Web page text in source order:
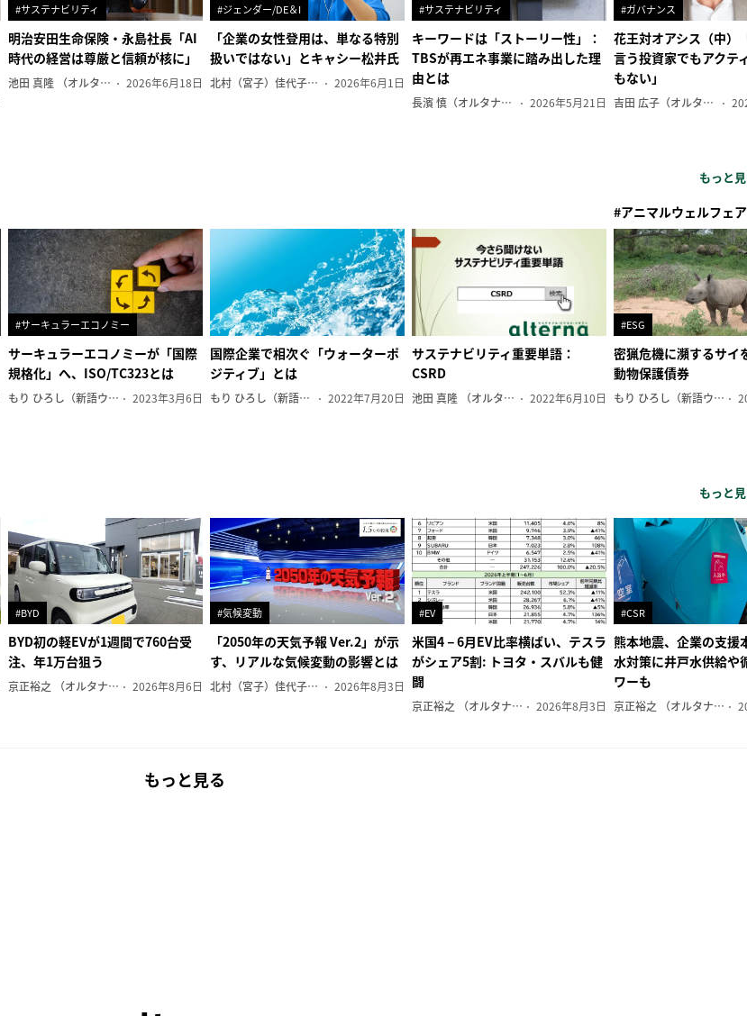
#サステナビリティ
明治安田生命保険・永島社長「AI
時代の経営は尊厳と信頼が核に」
池田 真隆 （オルタナ輪番編集長） 2026年6月18日
#ジェンダー/DE＆I
「企業の女性登用は、単なる特別
扱いではない」とキャシー松井氏
北村（宮子）佳代子（オルタナ輪番編集長） 2026年6月1日
#サステナビリティ
キーワードは「ストーリー性」：
TBSが再エネ事業に踏み出した理
由とは
長濱 慎（オルタナ副編集長） 2026年5月21日
#ガバナンス
花王対オアシス（中）
言う投資家でもアクテ
もない」
吉田 広子（オルタナ輪番編集長）
もっと
#サーキュラーエコノミー
サーキュラーエコノミーが「国際
規格化」へ、ISO/TC323とは
もり ひろし（新語ウォッチャー） 2023年3月6日
国際企業で相次ぐ「ウォーターポ
ジティブ」とは
もり ひろし（新語ウォッチャー） 2022年7月20日
サステナビリティ重要単語：
CSRD
池田 真隆 （オルタナ輪番編集長） 2022年6月10日
#アニマルウェルフェア
#ESG
密猟危機に瀕するサイ
動物保護債券
もり ひろし（新語ウォッチャー）
もっと
#BYD
BYD初の軽EVが1週間で760台受
注、年1万台狙う
京正裕之 （オルタナ副編集長） 2026年8月6日
#気候変動
「2050年の天気予報 Ver.2」が示
す、リアルな気候変動の影響とは
北村（宮子）佳代子（オルタナ輪番編集長） 2026年8月3日
#EV
米国4－6月EV比率横ばい、テスラ
がシェア5割: トヨタ・スバルも健
闘
京正裕之 （オルタナ副編集長） 2026年8月3日
#CSR
熊本地震、企業の支援
水対策に井戸水供給や
ワーも
京正裕之 （オルタナ副編集長）
もっと見る